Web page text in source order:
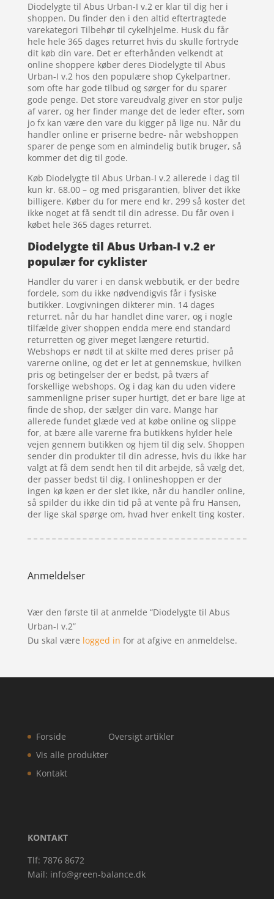
Diodelygte til Abus Urban-I v.2 er klar til dig her i
shoppen. Du finder den i den altid eftertragtede
varekategori Tilbehør til cykelhjelme. Husk du får
hele hele 365 dages returret hvis du skulle fortryde
dit køb din vare. Det er efterhånden velkendt at
online shoppere køber deres Diodelygte til Abus
Urban-I v.2 hos den populære shop Cykelpartner,
som ofte har gode tilbud og sørger for du sparer
gode penge. Det store vareudvalg giver en stor pulje
af varer, og her finder mange det de leder efter, som
jo fx kan være den vare du kigger på lige nu. Når du
handler online er priserne bedre- når webshoppen
sparer de penge som en almindelig butik bruger, så
kommer det dig til gode.
Køb Diodelygte til Abus Urban-I v.2 allerede i dag til
kun kr. 68.00 – og med prisgarantien, bliver det ikke
billigere. Køber du for mere end kr. 299 så koster det
ikke noget at få sendt til din adresse. Du får oven i
købet hele 365 dages returret.
Diodelygte til Abus Urban-I v.2 er
populær for cyklister
Handler du varer i en dansk webbutik, er der bedre
fordele, som du ikke nødvendigvis får i fysiske
butikker. Lovgivningen dikterer min. 14 dages
returret. når du har handlet dine varer, og i nogle
tilfælde giver shoppen endda mere end standard
returretten og giver meget længere returtid.
Webshops er nødt til at skilte med deres priser på
varerne online, og det er let at gennemskue, hvilken
pris og betingelser der er bedst, på tværs af
forskellige webshops. Og i dag kan du uden videre
sammenligne priser super hurtigt, det er bare lige at
finde de shop, der sælger din vare. Mange har
allerede fundet glæde ved at købe online og slippe
for, at bære alle varerne fra butikkens hylder hele
vejen gennem butikken og hjem til dig selv. Shoppen
sender din produkter til din adresse, hvis du ikke har
valgt at få dem sendt hen til dit arbejde, så vælg det,
der passer bedst til dig. I onlineshoppen er der
ingen kø køen er der slet ikke, når du handler online,
så spilder du ikke din tid på at vente på fru Hansen,
der lige skal spørge om, hvad hver enkelt ting koster.
Anmeldelser
Vær den første til at anmelde “Diodelygte til Abus
Urban-I v.2”
Du skal være logged in for at afgive en anmeldelse.
Forside
Vis alle produkter
Kontakt
Oversigt artikler
KONTAKT
Tlf: 7876 8672
Mail: info@green-balance.dk